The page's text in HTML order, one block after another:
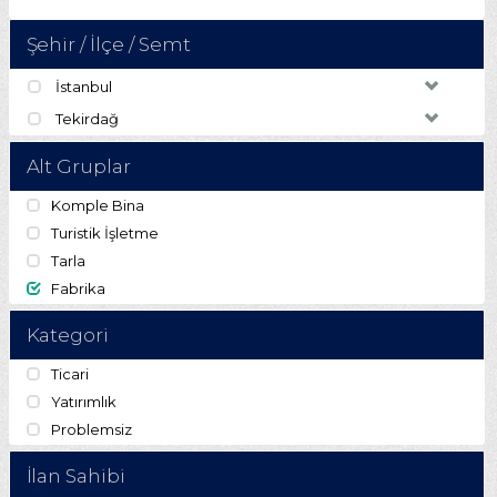
Şehir / İlçe / Semt
İstanbul
Tekirdağ
Alt Gruplar
Komple Bina
Turistik İşletme
Tarla
Fabrika
Kategori
Ticari
Yatırımlık
Problemsiz
İlan Sahibi